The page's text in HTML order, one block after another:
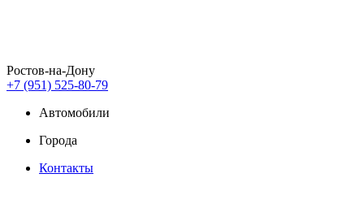
Ростов-на-Дону
+7 (951) 525-80-79
Автомобили
Города
Контакты